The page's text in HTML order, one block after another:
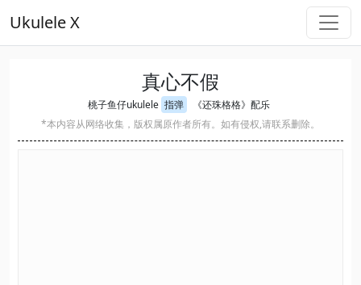
Ukulele X
真心不假
桃子鱼仔ukulele 指弹
《还珠格格》配乐
*本内容从网络收集，版权属原作者所有。如有侵权,请联系删除。